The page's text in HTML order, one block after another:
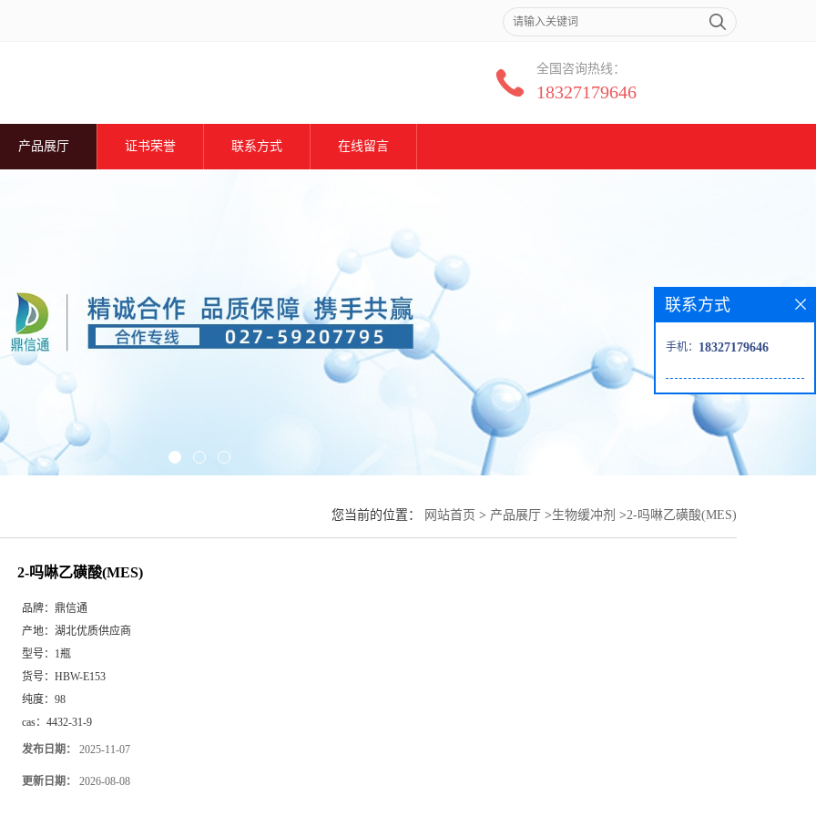
全国咨询热线：
18327179646
产品展厅 证书荣誉 联系方式 在线留言
您当前的位置： 网站首页 > 产品展厅 >生物缓冲剂 >2-吗啉乙磺酸(MES)
2-吗啉乙磺酸(MES)
品牌： 鼎信通
产地： 湖北优质供应商
型号： 1瓶
货号： HBW-E153
纯度： 98
cas： 4432-31-9
发布日期： 2025-11-07
更新日期： 2026-08-08
联系方式
手机： 18327179646